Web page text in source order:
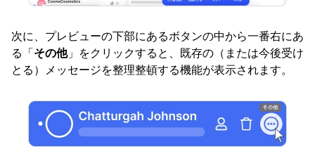
次に、プレビューの下部にあるボタンの中から一番右にあ
る「その他」をクリックすると、既存の（または今後受け
とる）メッセージを整理整頓する機能が表示されます。